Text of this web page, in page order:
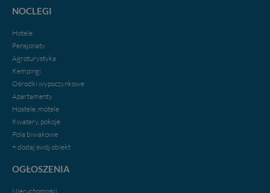
NOCLEGI
Hotele
Pensjonaty
Agroturystyka
Kempingi
Ośrodki wypoczynkowe
Apartamenty
Hostele, motele
Kwatery, pokoje
Pola biwakowe
+ dodaj swój obiekt
OGŁOSZENIA
Nieruchomości